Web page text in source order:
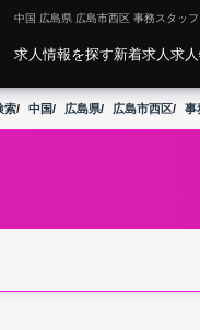
中国 広島県 広島市西区 事務スタッ
求人情報を探す新着求人求
索 中国 広島県 広島市西区 事